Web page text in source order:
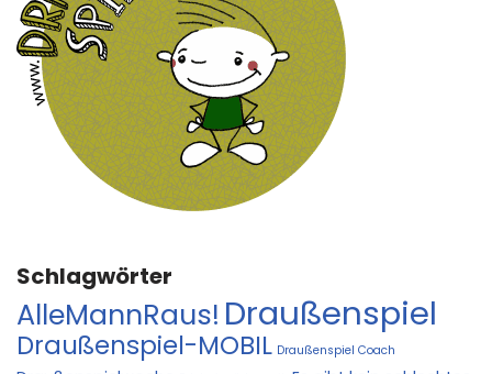
Schlagwörter
AlleMannRaus! Draußenspiel
Draußenspiel-MOBIL Draußenspiel Coach